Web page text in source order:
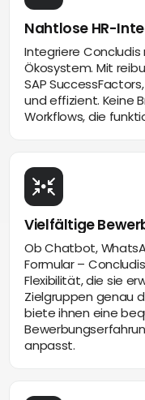
Nahtlose HR-
Integriere
Ökosystem. Mit
SAP
und effizient. Keine
Workflows, die
Vielfältige
Ob Chatbot,
Formular –
Flexibilität, die sie
Zielgruppen genau
biete ihnen eine
anpasst.